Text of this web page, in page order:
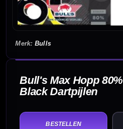
Bulls
Bull's Max Hopp 80%
Black Dartpijlen